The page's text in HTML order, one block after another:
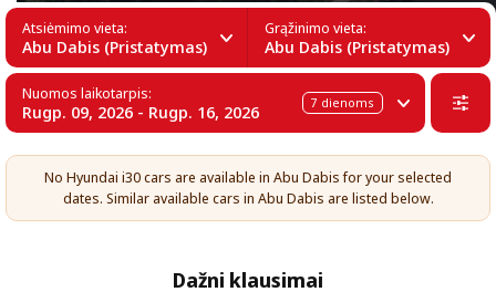
Atsiėmimo vieta:
Abu Dabis (Pristatymas)
Grąžinimo vieta:
Abu Dabis (Pristatymas)
Nuomos laikotarpis:
Rugp. 09, 2026 - Rugp. 16, 2026 7 dienoms
No Hyundai i30 cars are available in Abu Dabis for your selected
dates. Similar available cars in Abu Dabis are listed below.
Dažni klausimai